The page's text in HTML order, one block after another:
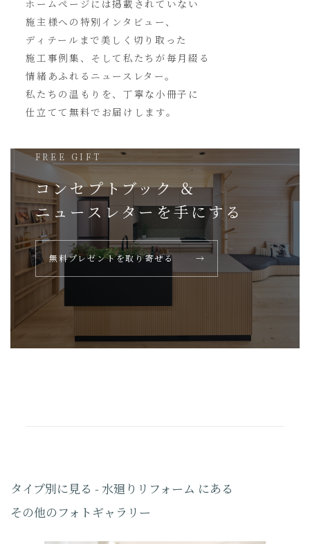
ホームページには掲載されていない
施主様への特別インタビュー、
ディテールまで美しく切り取った
施工事例集、そして私たちが毎月綴る
情緒あふれるニュースレター。
私たちの温もりを、丁寧な小冊子に
仕立てて無料でお届けします。
FREE GIFT
コンセプトブック ＆
ニュースレターを手にする
無料プレゼントを取り寄せる →
タイプ別に見る - 水廻りリフォーム にある
その他のフォトギャラリー